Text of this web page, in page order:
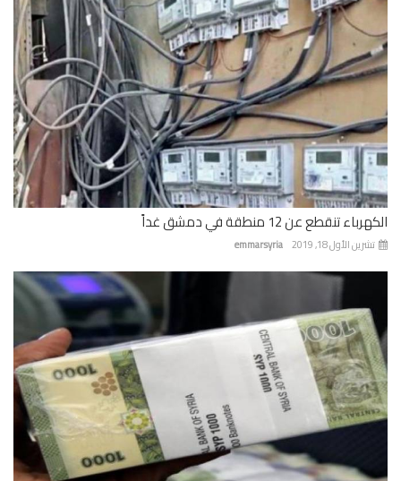
تنقطع عن 12 منطقة في دمشق غداً
emmarsyria الأول 18, 2019